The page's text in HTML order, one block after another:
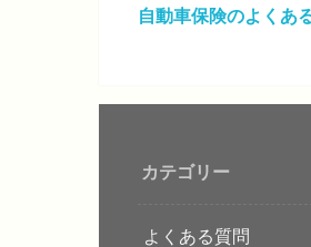
自動車保険のよくあ
カテゴリー
よくある質問